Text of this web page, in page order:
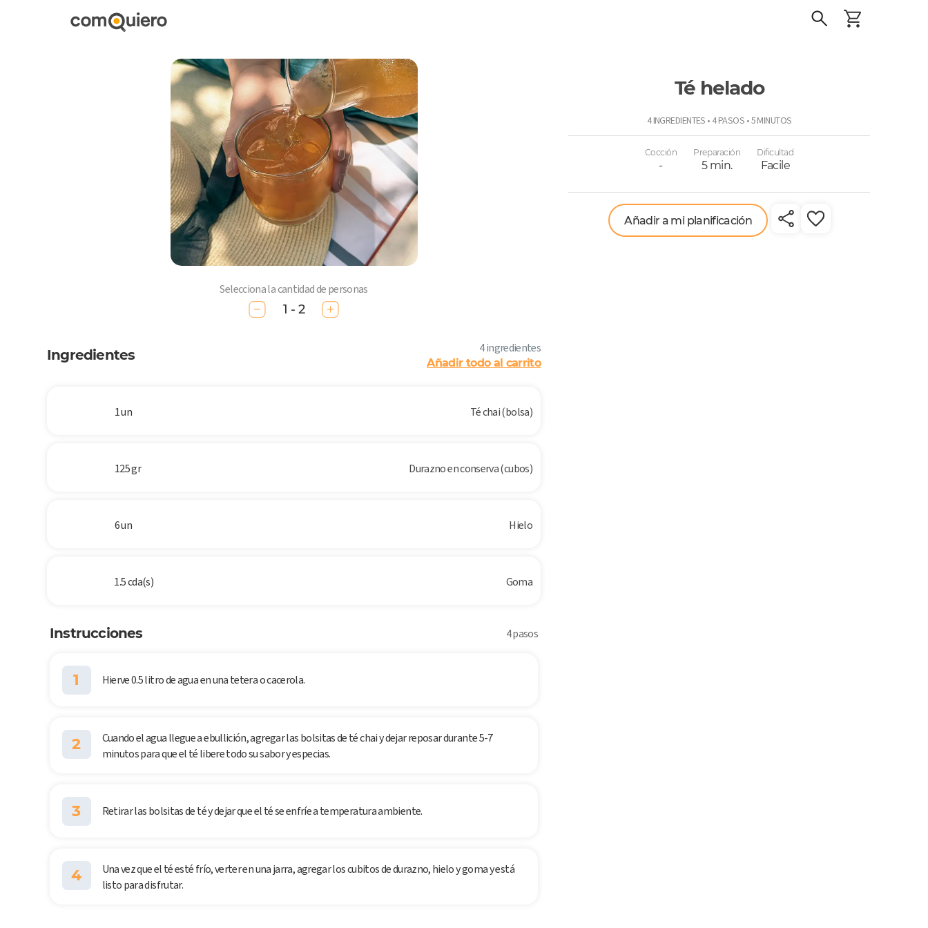
Té helado
4 INGREDIENTES • 4 PASOS • 5 MINUTOS
Cocción
-
Preparación
5 min.
Dificultad
Facile
Añadir a mi planificación
Selecciona la cantidad de personas
1 - 2
Ingredientes 4 ingredientes
Añadir todo al carrito
1 un Té chai (bolsa)
125 gr Durazno en conserva (cubos)
6 un Hielo
1.5 cda(s) Goma
Instrucciones 4 pasos
1 Hierve 0.5 litro de agua en una tetera o cacerola.
2
Cuando el agua llegue a ebullición, agregar las bolsitas de té chai y dejar reposar durante 5-7
minutos para que el té libere todo su sabor y especias.
3 Retirar las bolsitas de té y dejar que el té se enfríe a temperatura ambiente.
4
Una vez que el té esté frío, verter en una jarra, agregar los cubitos de durazno, hielo y goma y está
listo para disfrutar.